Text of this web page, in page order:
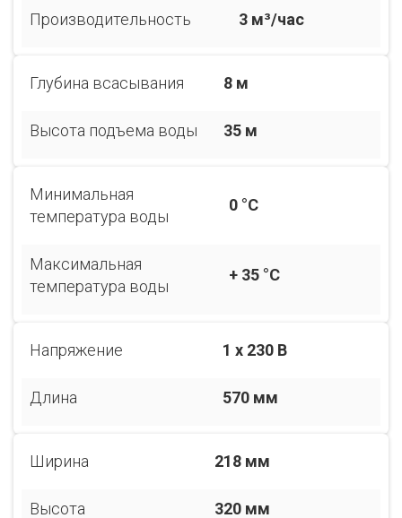
Производительность 3 м³/час
Глубина всасывания 8 м
Высота подъема воды 35 м
Минимальная
температура воды
0 °С
Максимальная
температура воды
+ 35 °С
Напряжение 1 х 230 В
Длина 570 мм
Ширина 218 мм
Высота 320 мм